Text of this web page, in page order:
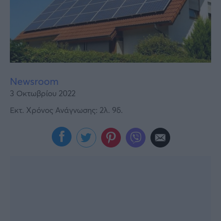
Γυναίκα
Καιρός
Newsroom
3 Οκτωβρίου 2022
Εκτ. Χρόνος Ανάγνωσης: 2λ. 9δ.